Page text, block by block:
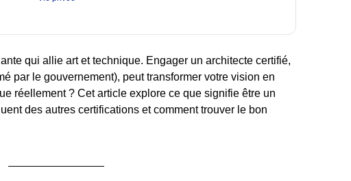
qui allie art et technique. Engager un architecte certifié,
par le gouvernement), peut transformer votre vision en
réellement ? Cet article explore ce que signifie être un
des autres certifications et comment trouver le bon